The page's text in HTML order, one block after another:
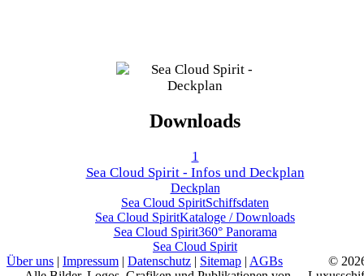
Downloads
1
Sea Cloud Spirit - Infos und Deckplan
Deckplan
Sea Cloud SpiritSchiffsdaten
Sea Cloud SpiritKataloge / Downloads
Sea Cloud Spirit360° Panorama
Sea Cloud Spirit
Über uns | Impressum | Datenschutz | Sitemap | AGBs
©